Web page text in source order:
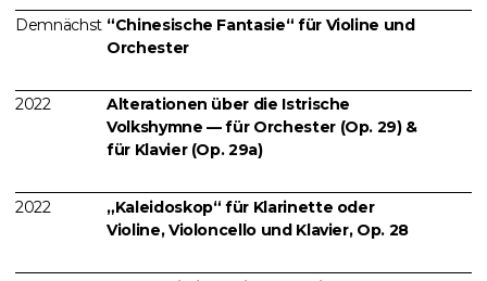
Demnächst “Chinesische Fantasie“ für Violine und
Orchester
2022
Alterationen über die Istrische
Volkshymne — für Orchester (Op. 29) &
für Klavier (Op. 29a)
2022
„Kaleidoskop“ für Klarinette oder
Violine, Violoncello und Klavier, Op. 28